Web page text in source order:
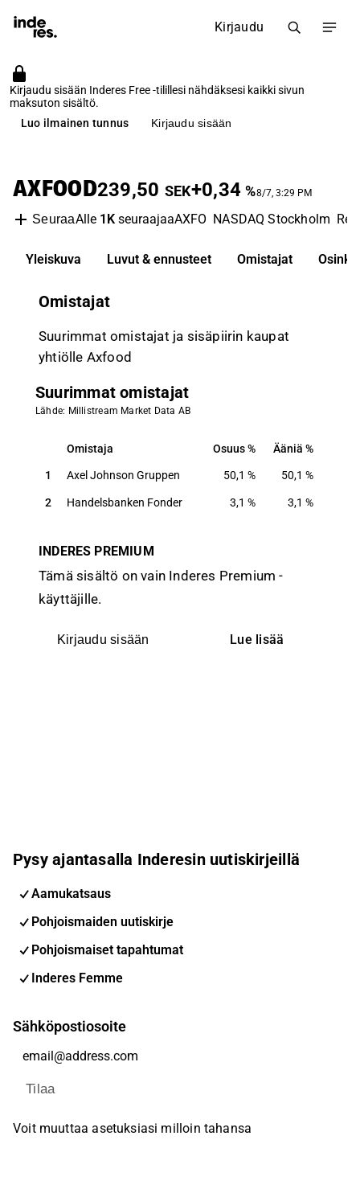
Kirjaudu
Kirjaudu sisään Inderes Free -tilillesi nähdäksesi kaikki sivun
maksuton sisältö.
Luo ilmainen tunnus
Kirjaudu sisään
AXFOOD239,50 SEK+0,34 %8/7, 3:29 PM
SeuraaAlle 1KseuraajaaAXFO NASDAQ Stockholm
Yleiskuva Luvut & ennusteet Omistajat Osinko
Omistajat
Suurimmat omistajat ja sisäpiirin kaupat
yhtiölle Axfood
Suurimmat omistajat
Lähde: Millistream Market Data AB
Omistaja Osuus Ääniä
Omistaja Osuus Ääniä
1 Axel Johnson Gruppen 50,1 % 50,1 %
2 Handelsbanken Fonder 3,1 % 3,1 %
INDERES PREMIUM
Tämä sisältö on vain Inderes Premium -
käyttäjille.
Kirjaudu sisään Lue lisää
Pysy ajantasalla Inderesin uutiskirjeillä
Aamukatsaus
Pohjoismaiden uutiskirje
Pohjoismaiset tapahtumat
Inderes Femme
Sähköpostiosoite
Tilaa
Voit muuttaa asetuksiasi milloin tahansa